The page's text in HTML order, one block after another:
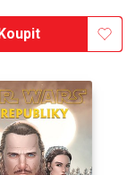
Koupit